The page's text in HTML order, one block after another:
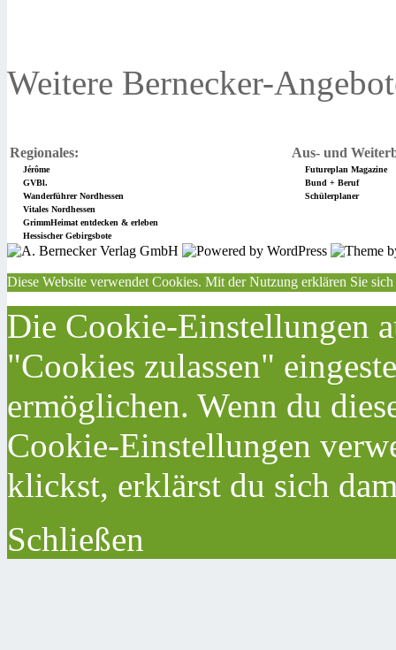
Weitere Bernecker-
Regionales: Aus- und
Jérôme
Futureplan Magazine
GVBl.
Bund + Beruf
Wanderführer Nordhessen
Schülerplaner
Vitales Nordhessen
GrimmHeimat entdecken & erleben
Hessischer Gebirgsbote
Diese Website verwendet Cookies. Mit der Nutzung erklären Sie
Die Cookie-Einstellungen
"Cookies zulassen"
ermöglichen. Wenn du
Cookie-Einstellungen
klickst, erklärst du sich
Schließen